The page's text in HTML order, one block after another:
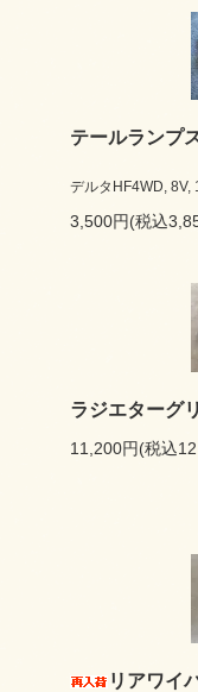
テールランプ
デルタHF4WD, 8V,
3,500円(税込
ラジエターグ
11,200円(税込
リアワイ